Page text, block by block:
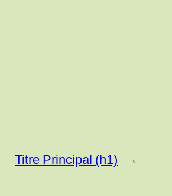
Titre Principal (h1) →